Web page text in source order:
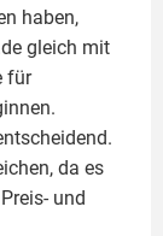
haben,
gleich mit
für
da es
und